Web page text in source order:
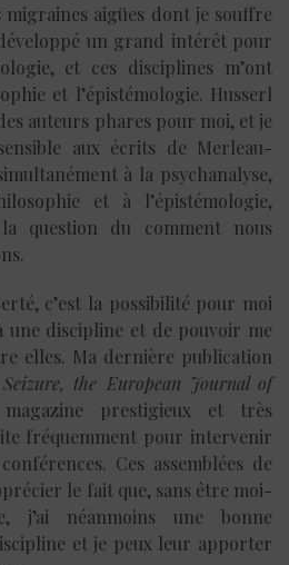
aigües dont je souffre
développé un grand intérêt pour
et ces disciplines m’ont
et l’épistémologie. Husserl
auteurs phares pour moi, et je
aux écrits de Merleau-
à la psychanalyse,
et à l’épistémologie,
question du comment nous
c’est la possibilité pour moi
une discipline et de pouvoir me
elles. Ma dernière publication
Seizure, the European Journal of
prestigieux et très
fréquemment pour intervenir
Ces assemblées de
le fait que, sans être moi-
j’ai néanmoins une bonne
et je peux leur apporter